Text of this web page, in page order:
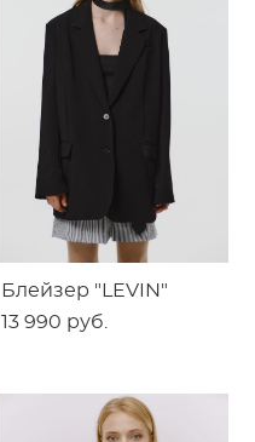
Блейзер "LEVIN"
13 990 pуб.